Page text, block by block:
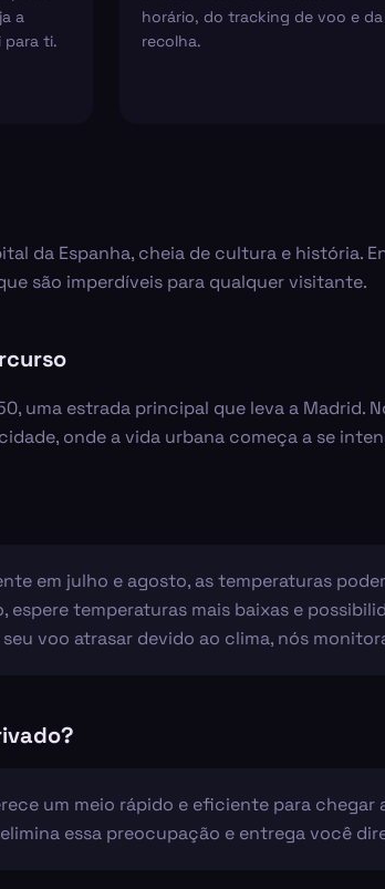
a
para ti.
horário, do tracking de voo e da
recolha.
da Espanha, cheia de cultura e história.
são imperdíveis para qualquer visitante.
uma estrada principal que leva a Madrid.
onde a vida urbana começa a se
em julho e agosto, as temperaturas
espere temperaturas mais baixas e
seu voo atrasar devido ao clima, nós
um meio rápido e eficiente para
essa preocupação e entrega você